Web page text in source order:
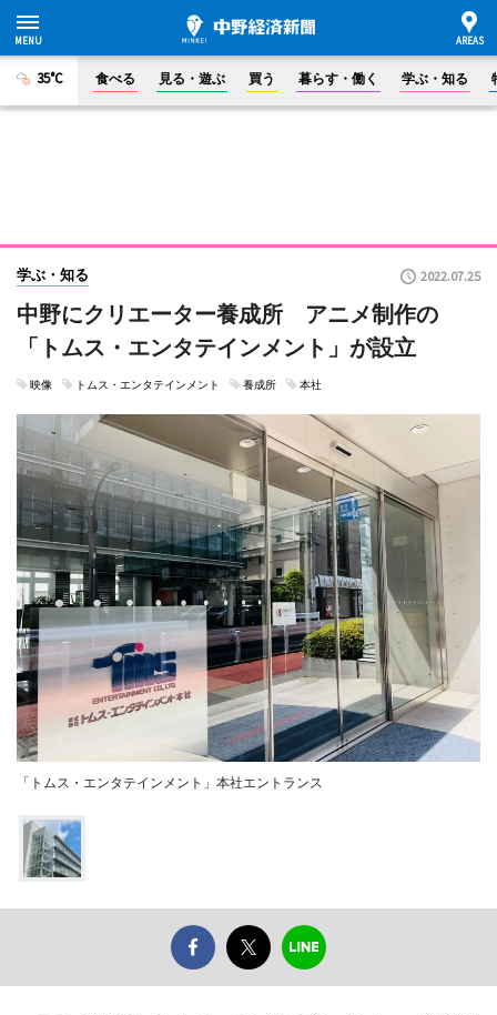
35°C 食べる 見る・遊ぶ 買う 暮らす・働く 学ぶ・知る
学ぶ・知る 2022.07.25
中野にクリエーター養成所 アニメ制作の
「トムス・エンタテインメント」が設立
映像 トムス・エンタテインメント 養成所 本社
「トムス・エンタテインメント」本社エントランス